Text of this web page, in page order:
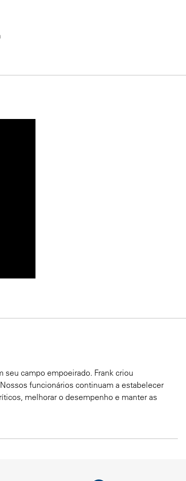
campo empoeirado. Frank criou
funcionários continuam a estabelecer
melhorar o desempenho e manter as